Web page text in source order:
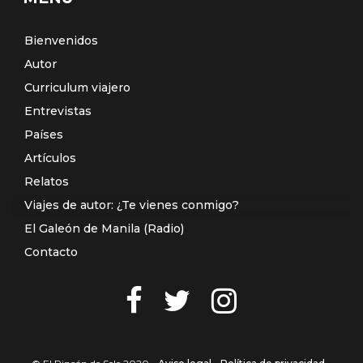
Bienvenidos
Autor
Curriculum viajero
Entrevistas
Países
Artículos
Relatos
Viajes de autor: ¿Te vienes conmigo?
El Galeón de Manila (Radio)
Contacto